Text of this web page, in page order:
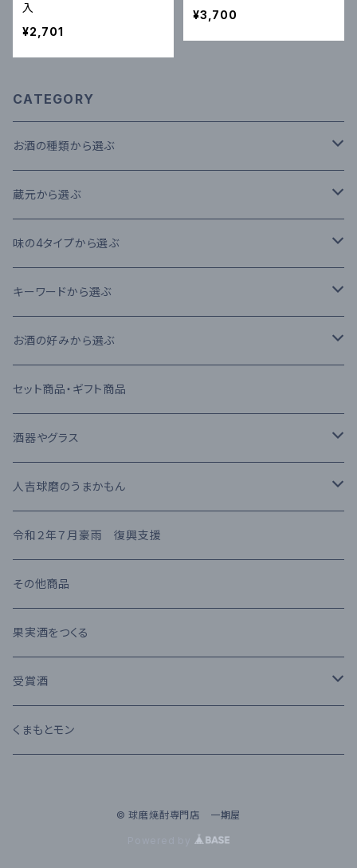
入
¥2,701
¥3,700
CATEGORY
お酒の種類から選ぶ
本格米焼酎
本格芋焼酎
本格麦焼酎
原酒
リキュール
果実酒
梅酒
熊本県産 日本酒
蔵元から選ぶ
大石酒造場
木下醸造所
寿福酒造場
常楽酒造
繊月酒造
高田酒造場
高橋酒造
堤酒造
恒松酒造
豊永酒造
鳥飼酒造
味の4タイプから選ぶ
フレーバータイプ
ライトタイプ
リッチタイプ
キャラクタータイプ
キーワードから選ぶ
減圧蒸留法
常圧蒸留法
樽熟成
長期熟成古酒 3年以上
長期熟成古酒 10年以上
受賞酒
アルコール度数 30%以上
アルコール度数 20%未満
アルコール度数 25%前後
お酒の好みから選ぶ
日本酒
吟醸酒
芋焼酎
麦焼酎
ウイスキー
ブランデー
カクテル
ワイン
セット商品・ギフト商品
酒器やグラス
RIEDEL
KIHARA
人吉球磨のうまかもん
お茶・飲み物
味噌・醤油・調味料
お菓子
お酒のおつまみ
令和２年７月豪雨 復興支援
その他商品
果実酒をつくる
受賞酒
Kura Master 2023
くまもとモン
© 球磨焼酎専門店 一期屋